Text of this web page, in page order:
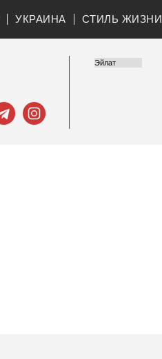
УКРАИНА СТИЛЬ ЖИЗНИ